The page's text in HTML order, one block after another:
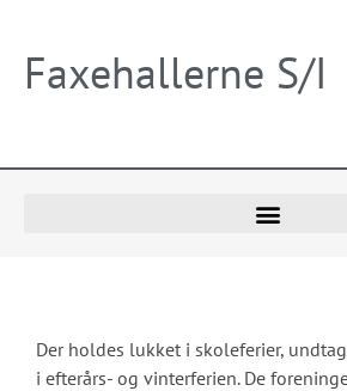
Faxehallerne S/I
Der holdes lukket i skoleferier,
i efterårs- og vinterferien. De f